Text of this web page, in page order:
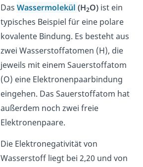
Das Wassermolekül (H2O)ist ein
typisches Beispiel für eine polare
kovalente Bindung. Es besteht aus
zwei Wasserstoffatomen (H), die
jeweils mit einem Sauerstoffatom
(O) eine Elektronenpaarbindung
eingehen. Das Sauerstoffatom hat
außerdem noch zwei freie
Elektronenpaare.
Die Elektronegativität von
Wasserstoff liegt bei 2,20 und von